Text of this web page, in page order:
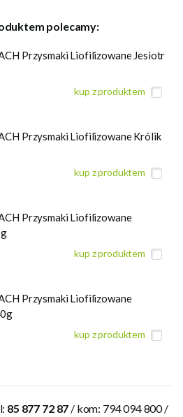
polecamy:
Przysmaki Liofilizowane Jesiotr
kup z produktem
Przysmaki Liofilizowane Królik
kup z produktem
Przysmaki Liofilizowane
kup z produktem
Przysmaki Liofilizowane
kup z produktem
85 877 72 87 / kom: 794 094 800 /